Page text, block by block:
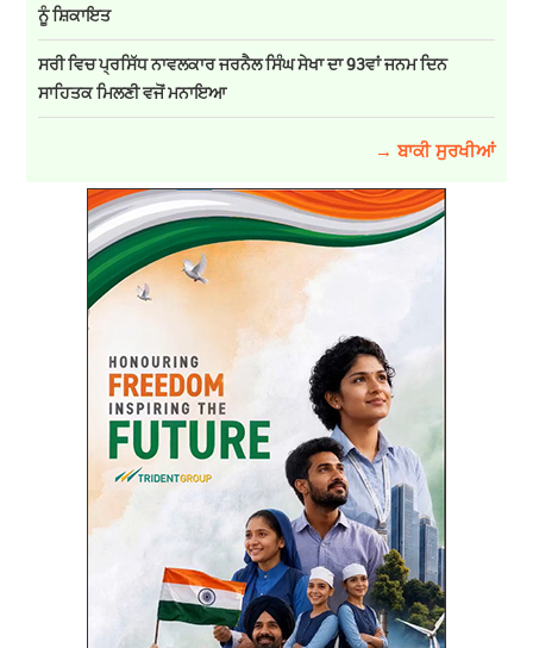
ਨੂੰ ਸ਼ਿਕਾਇਤ
ਸਰੀ ਵਿਚ ਪ੍ਰਸਿੱਧ ਨਾਵਲਕਾਰ ਜਰਨੈਲ ਸਿੰਘ ਸੇਖਾ ਦਾ 93ਵਾਂ ਜਨਮ ਦਿਨ
ਸਾਹਿਤਕ ਮਿਲਣੀ ਵਜੋਂ ਮਨਾਇਆ
→ ਬਾਕੀ ਸੁਰਖੀਆਂ